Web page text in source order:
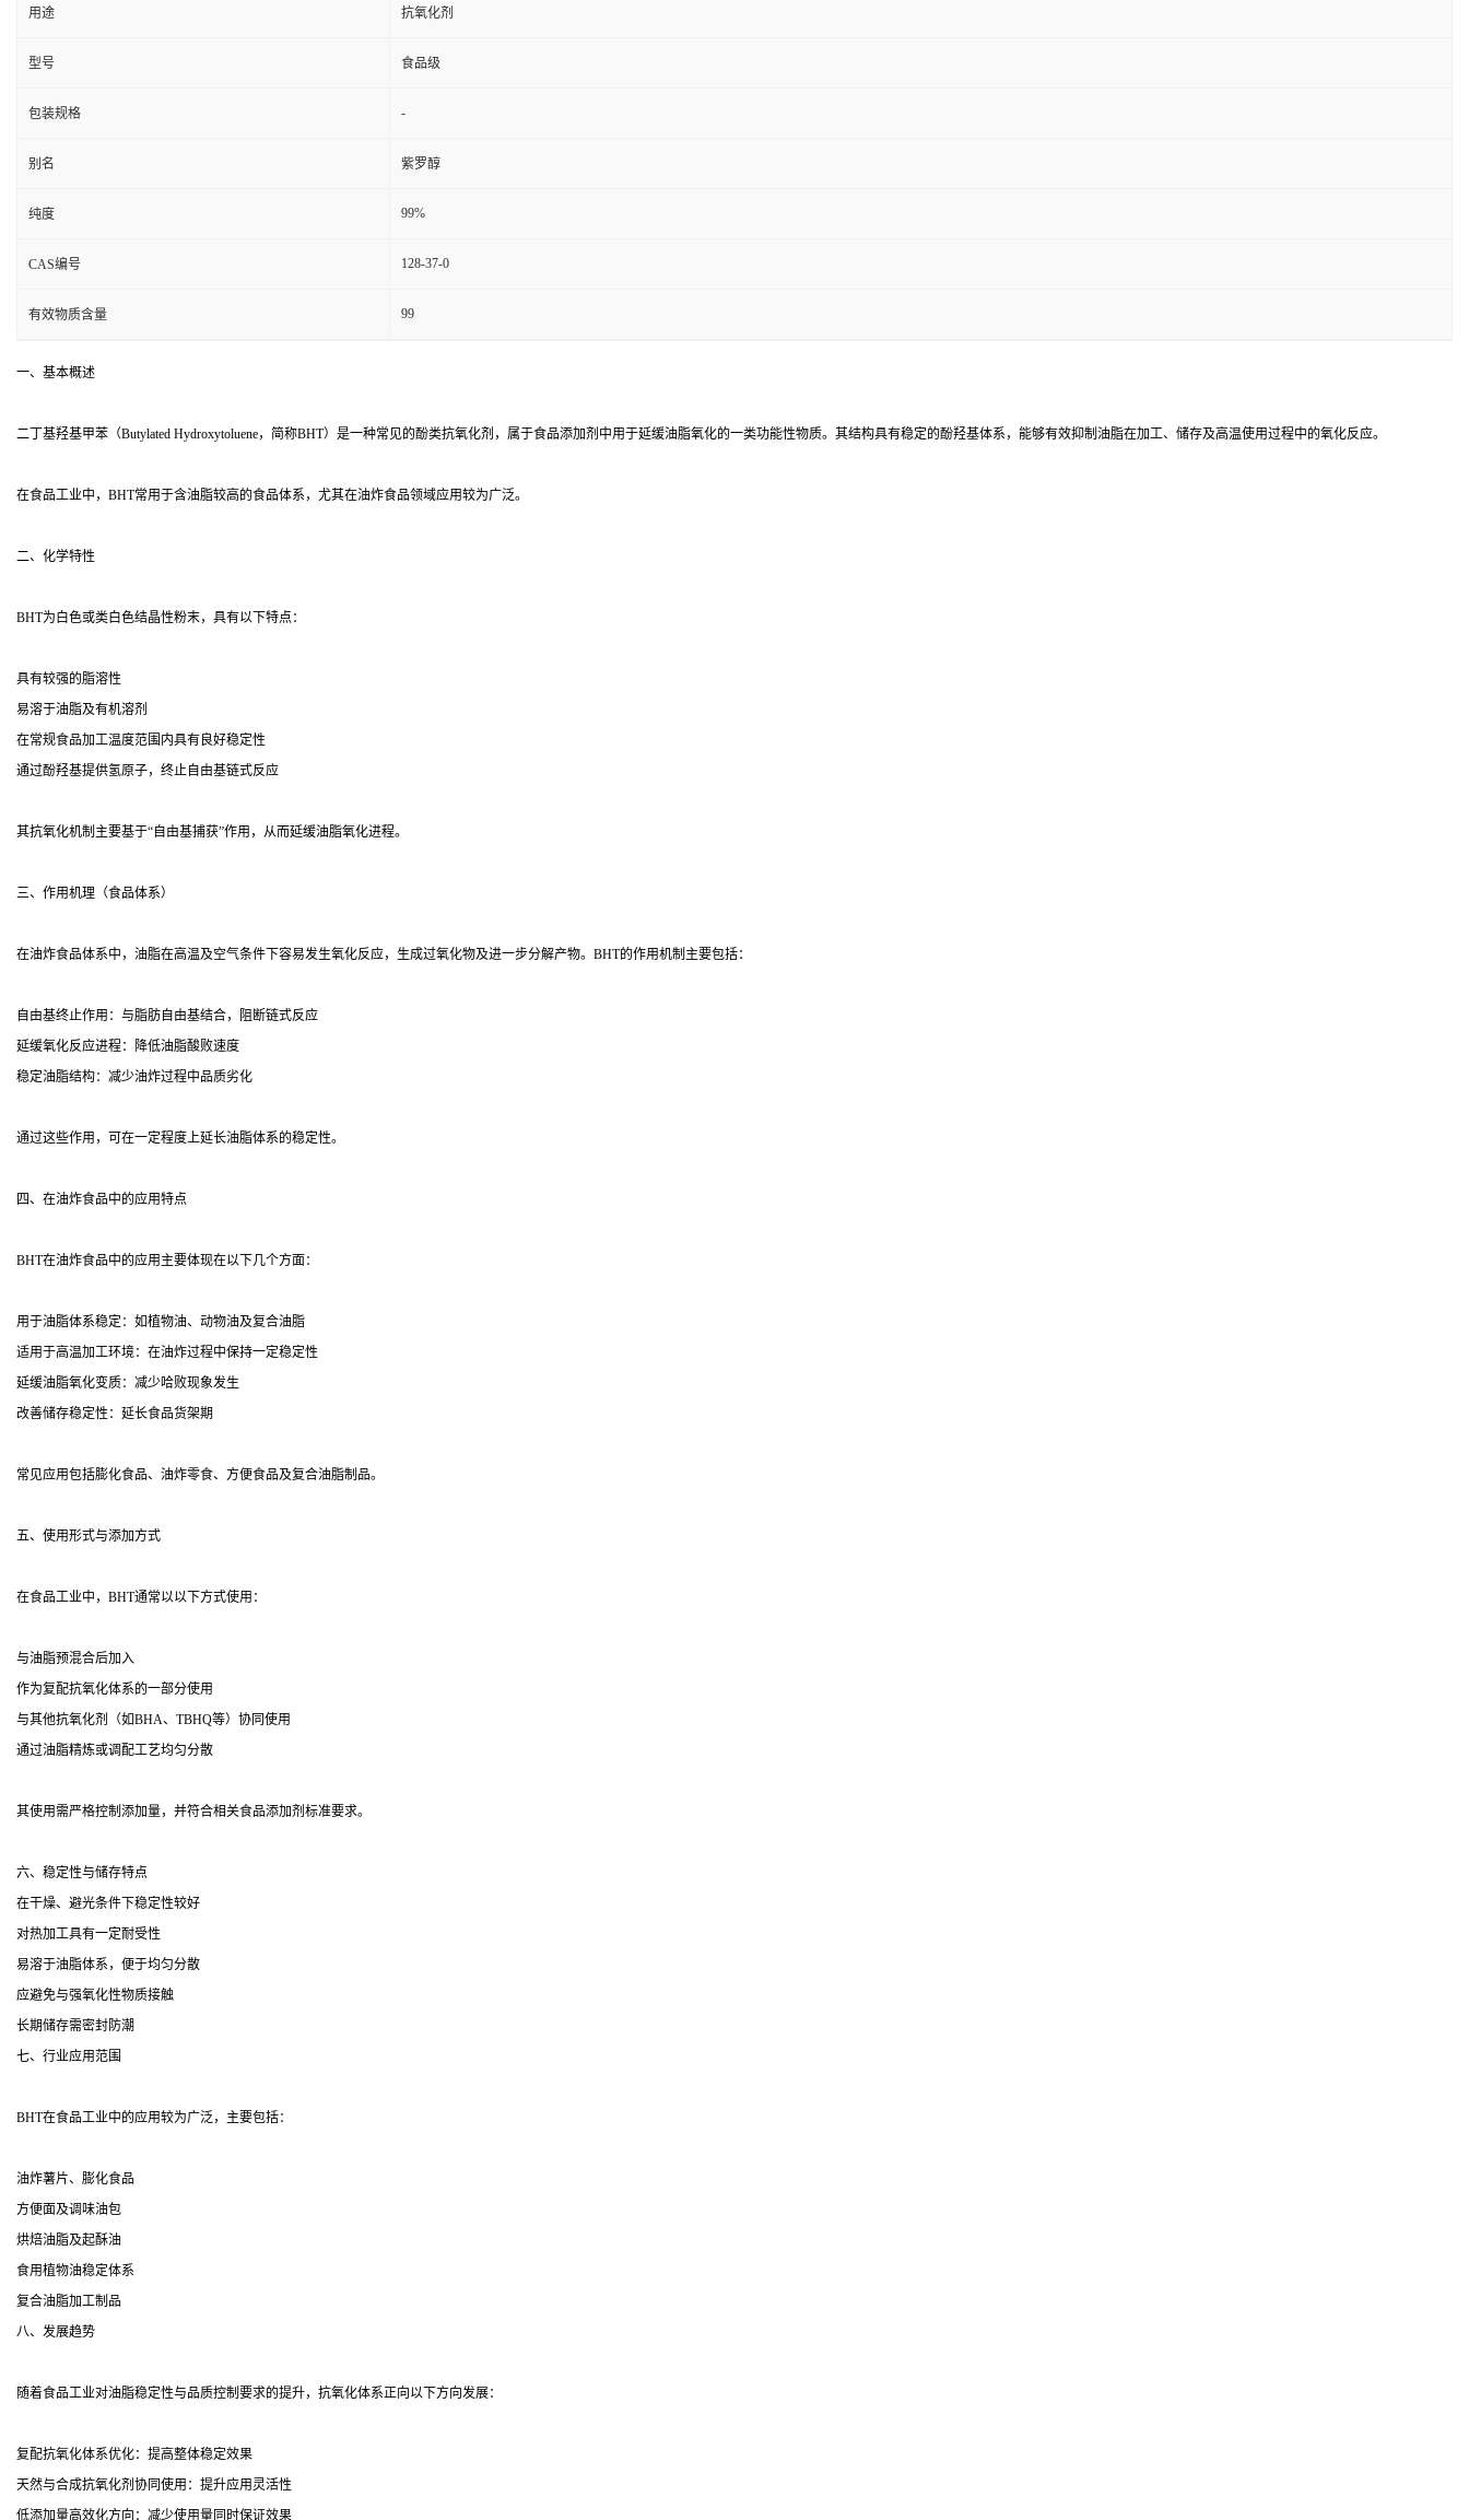
用途 抗氧化剂
型号 食品级
包装规格 -
别名 紫罗醇
纯度 99%
CAS编号 128-37-0
有效物质含量 99
一、基本概述
二丁基羟基甲苯（Butylated Hydroxytoluene，简称BHT）是一种常见的酚类抗氧化剂，属于食品添加剂中用于延缓油脂氧化的一类功能性物质。其结构具有稳定的酚羟基体系，能够有效抑制油脂在加工、储存及高温使用过程中的氧化反应。
在食品工业中，BHT常用于含油脂较高的食品体系，尤其在油炸食品领域应用较为广泛。
二、化学特性
BHT为白色或类白色结晶性粉末，具有以下特点：
具有较强的脂溶性
易溶于油脂及有机溶剂
在常规食品加工温度范围内具有良好稳定性
通过酚羟基提供氢原子，终止自由基链式反应
其抗氧化机制主要基于“自由基捕获”作用，从而延缓油脂氧化进程。
三、作用机理（食品体系）
在油炸食品体系中，油脂在高温及空气条件下容易发生氧化反应，生成过氧化物及进一步分解产物。BHT的作用机制主要包括：
自由基终止作用：与脂肪自由基结合，阻断链式反应
延缓氧化反应进程：降低油脂酸败速度
稳定油脂结构：减少油炸过程中品质劣化
通过这些作用，可在一定程度上延长油脂体系的稳定性。
四、在油炸食品中的应用特点
BHT在油炸食品中的应用主要体现在以下几个方面：
用于油脂体系稳定：如植物油、动物油及复合油脂
适用于高温加工环境：在油炸过程中保持一定稳定性
延缓油脂氧化变质：减少哈败现象发生
改善储存稳定性：延长食品货架期
常见应用包括膨化食品、油炸零食、方便食品及复合油脂制品。
五、使用形式与添加方式
在食品工业中，BHT通常以以下方式使用：
与油脂预混合后加入
作为复配抗氧化体系的一部分使用
与其他抗氧化剂（如BHA、TBHQ等）协同使用
通过油脂精炼或调配工艺均匀分散
其使用需严格控制添加量，并符合相关食品添加剂标准要求。
六、稳定性与储存特点
在干燥、避光条件下稳定性较好
对热加工具有一定耐受性
易溶于油脂体系，便于均匀分散
应避免与强氧化性物质接触
长期储存需密封防潮
七、行业应用范围
BHT在食品工业中的应用较为广泛，主要包括：
油炸薯片、膨化食品
方便面及调味油包
烘焙油脂及起酥油
食用植物油稳定体系
复合油脂加工制品
八、发展趋势
随着食品工业对油脂稳定性与品质控制要求的提升，抗氧化体系正向以下方向发展：
复配抗氧化体系优化：提高整体稳定效果
天然与合成抗氧化剂协同使用：提升应用灵活性
低添加量高效化方向：减少使用量同时保证效果